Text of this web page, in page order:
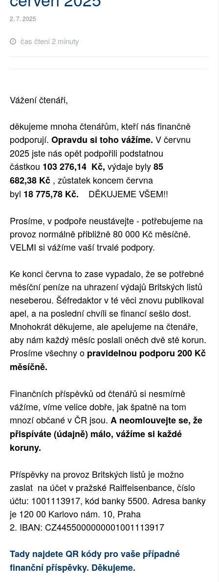
2. 7. 2025
čas čtení 2 minuty
Vážení čtenáři,
děkujeme mnoha čtenářům, kteří nás finančně
podporují. Opravdu si toho vážíme. V červnu
2025 jste nás opět podpořili podstatnou
částkou 103 276,14 Kč, výdaje byly85
682,38 Kč , zůstatek koncem června
byl 18 775,78 Kč. DĚKUJEME VŠEM!!
Prosíme, v podpoře neustávejte - potřebujeme na
provoz normálně přibližně 80 000 Kč měsíčně.
VELMI si vážíme vaší trvalé podpory.
Ke konci června to zase vypadalo, že se potřebné
měsíční peníze na uhrazení výdajů Britských listů
neseberou. Šéfredaktor v té věci znovu publikoval
apel, a na poslední chvíli se financí sešlo dost.
Mnohokrát děkujeme, ale apelujeme na čtenáře,
aby nám každý měsíc poslali oněch dvě stě korun.
Prosíme všechny o pravidelnou podporu 200 Kč
měsíčně.
Finančních příspěvků od čtenářů si nesmírně
vážíme, víme velice dobře, jak špatně na tom
mnozí občané v ČR jsou. A neomlouvejte se, že
přispíváte (údajně) málo, vážíme si každé
koruny.
Příspěvky na provoz Britských listů je možno
zaslat na účet v pražské Raiffeisenbance, číslo
účtu: 1001113917, kód banky 5500. Adresa banky
je 120 00 Karlovo nám. 10, Praha
2. IBAN: CZ4455000000001001113917
Tady najdete QR kódy pro vaše případné
finanční příspěvky. Děkujeme.